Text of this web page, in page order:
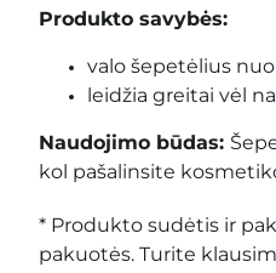
Produkto savybės:
valo šepetėlius
leidžia greitai vėl
Naudojimo būdas:
kol pašalinsite
* Produkto sudėtis ir
pakuotės. Turite